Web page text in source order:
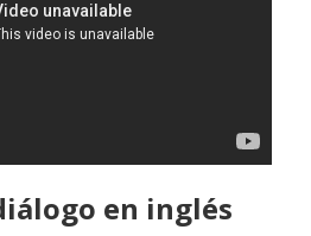
en inglés